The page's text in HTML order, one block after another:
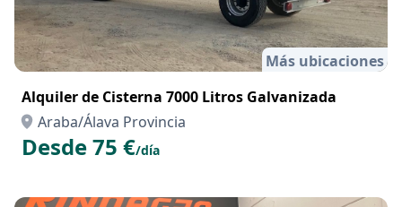
Más ubicaciones
Alquiler de Cisterna 7000 Litros Galvanizada
Araba/Álava Provincia
Desde 75 €/día